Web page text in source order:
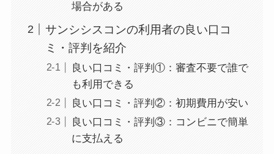
場合がある
サンシシスコンの利用者の良い口コ
ミ・評判を紹介
良い口コミ・評判①：審査不要で誰で
も利用できる
良い口コミ・評判②：初期費用が安い
良い口コミ・評判③：コンビニで簡単
に支払える